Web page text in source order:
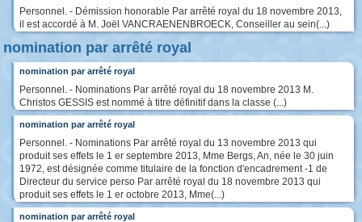
Personnel. - Démission honorable Par arrêté royal du 18 novembre 2013,
il est accordé à M. Joël VANCRAENENBROECK, Conseiller au sein(...)
nomination par arrêté royal
nomination par arrêté royal
Personnel. - Nominations Par arrêté royal du 18 novembre 2013 M.
Christos GESSIS est nommé à titre définitif dans la classe (...)
nomination par arrêté royal
Personnel. - Nominations Par arrêté royal du 13 novembre 2013 qui
produit ses effets le 1 er septembre 2013, Mme Bergs, An, née le 30 juin
1972, est désignée comme titulaire de la fonction d'encadrement -1 de
Directeur du service perso Par arrêté royal du 18 novembre 2013 qui
produit ses effets le 1 er octobre 2013, Mme(...)
nomination par arrêté royal